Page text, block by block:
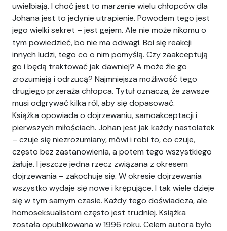
uwielbiają. I choć jest to marzenie wielu chłopców dla
Johana jest to jedynie utrapienie. Powodem tego jest
jego wielki sekret – jest gejem. Ale nie może nikomu o
tym powiedzieć, bo nie ma odwagi. Boi się reakcji
innych ludzi, tego co o nim pomyślą. Czy zaakceptują
go i będą traktować jak dawniej? A może źle go
zrozumieją i odrzucą? Najmniejsza możliwość tego
drugiego przeraża chłopca. Tytuł oznacza, że zawsze
musi odgrywać kilka ról, aby się dopasować.
Książka opowiada o dojrzewaniu, samoakceptacji i
pierwszych miłościach. Johan jest jak każdy nastolatek
– czuje się niezrozumiany, mówi i robi to, co czuje,
często bez zastanowienia, a potem tego wszystkiego
żałuje. I jeszcze jedna rzecz związana z okresem
dojrzewania – zakochuje się. W okresie dojrzewania
wszystko wydaje się nowe i krępujące. I tak wiele dzieje
się w tym samym czasie. Każdy tego doświadcza, ale
homoseksualistom często jest trudniej. Książka
została opublikowana w 1996 roku. Celem autora było